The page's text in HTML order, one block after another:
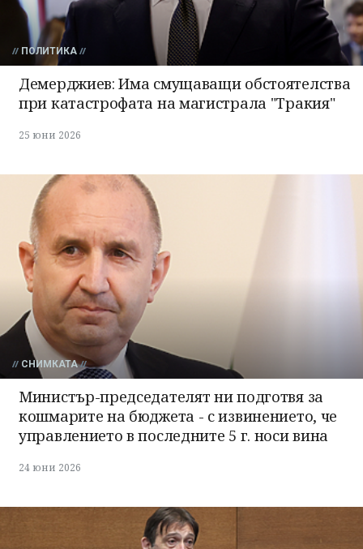
ПОЛИТИКА
Демерджиев: Има смущаващи обстоятелства
при катастрофата на магистрала "Тракия"
25 юни 2026
СНИМКАТА
Министър-председателят ни подготвя за
кошмарите на бюджета - с извинението, че
управлението в последните 5 г. носи вина
24 юни 2026